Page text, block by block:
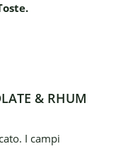
& RHUM
I campi